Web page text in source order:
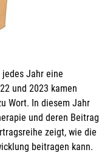
Jahr eine
und 2023 kamen
Wort. In diesem Jahr
und deren Beitrag
zeigt, wie die
beitragen kann.